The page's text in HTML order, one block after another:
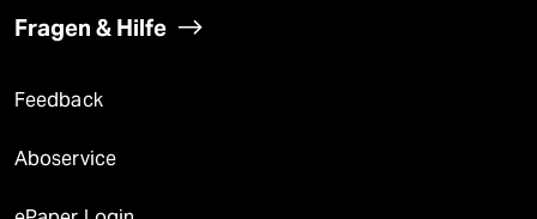
Fragen & Hilfe
Feedback
Aboservice